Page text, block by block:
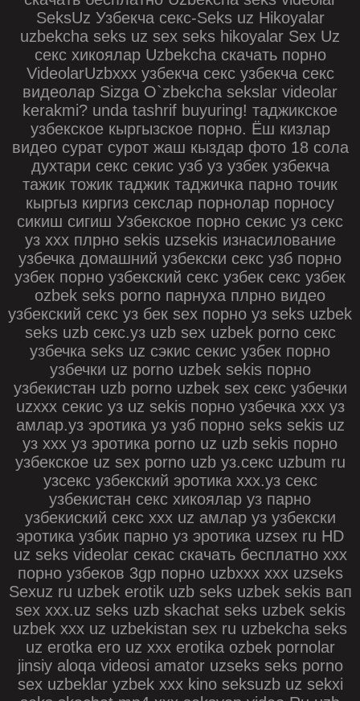
SeksUz Узбекча секс-Seks uz Hikoyalar
uzbekcha seks uz sex seks hikoyalar Sex Uz
секс хикоялар Uzbekcha скачать порно
VideolarUzbxxx узбекча секс узбекча секс
видеолар Sizga O`zbekcha sekslar videolar
kerakmi? unda tashrif buyuring! таджикское
узбекское кыргызское порно. Ёш кизлар
видео сурат сурот жаш кыздар фото 18 сола
духтари секс секис узб уз узбек узбекча
тажик тожик таджик таджичка парно точик
кыргыз киргиз секслар порнолар порносу
сикиш сигиш Узбекское порно секис уз секс
уз xxx плрно sekis uzsekis изнасилование
узбечка домашний узбекски секс узб порно
узбек порно узбекский секс узбек секс узбек
ozbek seks porno парнуха плрно видео
узбекский секс уз бек sex порно уз seks uzbek
seks uzb секс.уз uzb sex uzbek porno секс
узбечка seks uz сэкис секис узбек порно
узбечки uz porno uzbek sekis порно
узбекистан uzb porno uzbek sex секс узбечки
uzxxx секис уз uz sekis порно узбечка ххх уз
амлар.уз эротика уз узб порно seks sekis uz
уз ххх уз эротика porno uz uzb sekis порно
узбекское uz sex porno uzb уз.секс uzbum ru
узсекс узбекский эротика ххх.уз секс
узбекистан секс хикоялар уз парно
узбекиский секс xxx uz амлар уз узбекски
эротика узбик парно уз эротика uzsex ru HD
uz seks videolar секас скачать бесплатно xxx
порно узбеков 3gp порно uzbxxx xxx uzseks
Sexuz ru uzbek erotik uzb seks uzbek sekis вап
sex xxx.uz seks uzb skachat seks uzbek sekis
uzbek xxx uz uzbekistan sex ru uzbekcha seks
uz erotka ero uz xxx erotika ozbek pornolar
jinsiy aloqa videosi amator uzseks seks porno
sex uzbeklar yzbek xxx kino seksuzb uz sekxi